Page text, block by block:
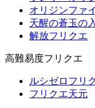
オリジンファ
天醒の蒼玉の
解放フリクエ
高難易度フリクエ
ルシゼロフリ
フリクエ天元